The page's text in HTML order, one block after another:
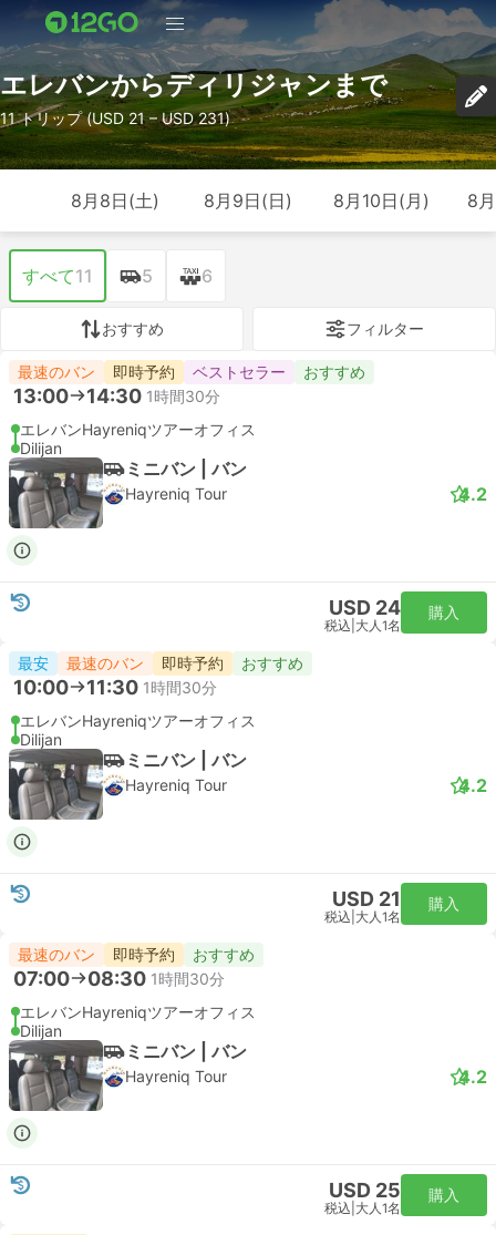
エレバンからディリジャンまで
11 トリップ (USD 21 – USD 231)
8月8日(土) 8月9日(日) 8月10日(月) 8
すべて11 5 6
おすすめ フィルター
最速のバン 即時予約 ベストセラー おすすめ
13:00 14:30 1時間30分
エレバンHayreniqツアーオフィス
Dilijan
ミニバン | バン
Hayreniq Tour 4.2
USD 24
税込 大人1名
購入
最安 最速のバン 即時予約 おすすめ
10:00 11:30 1時間30分
エレバンHayreniqツアーオフィス
Dilijan
ミニバン | バン
Hayreniq Tour 4.2
USD 21
税込 大人1名
購入
最速のバン 即時予約 おすすめ
07:00 08:30 1時間30分
エレバンHayreniqツアーオフィス
Dilijan
ミニバン | バン
Hayreniq Tour 4.2
USD 25
税込 大人1名
購入